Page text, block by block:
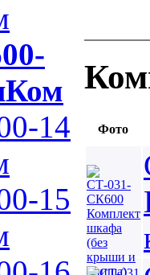
14
15
Фото